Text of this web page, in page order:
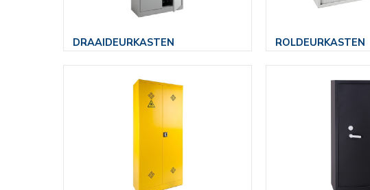
DRAAIDEURKASTEN ROLDEURKASTEN